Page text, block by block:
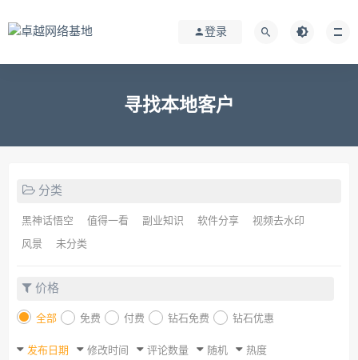
登录
寻找本地客户
分类
黑神话悟空 值得一看 副业知识 软件分享 视频去水印
风景 未分类
价格
全部 免费 付费 钻石免费 钻石优惠
发布日期 修改时间 评论数量 随机 热度